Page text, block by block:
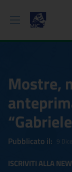
Mostre,
Pubblicato il: 9
ISCRIVITI ALLA